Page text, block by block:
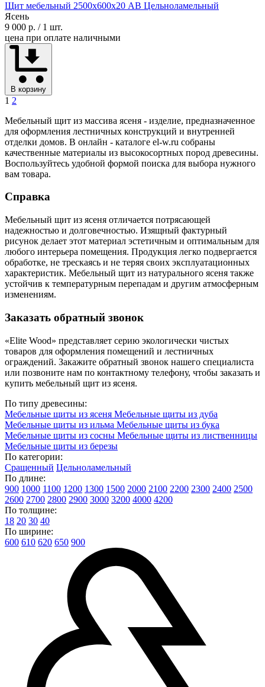
Щит мебельный 2500х600х20 АВ Цельноламельный
Ясень
9 000 р. / 1 шт.
цена при оплате наличными
В корзину
1 2
Мебельный щит из массива ясеня - изделие, предназначенное
для оформления лестничных конструкций и внутренней
отделки домов. В онлайн - каталоге el-w.ru собраны
качественные материалы из высокосортных пород древесины.
Воспользуйтесь удобной формой поиска для выбора нужного
вам товара.
Справка
Мебельный щит из ясеня отличается потрясающей
надежностью и долговечностью. Изящный фактурный
рисунок делает этот материал эстетичным и оптимальным для
любого интерьера помещения. Продукция легко подвергается
обработке, не трескаясь и не теряя своих эксплуатационных
характеристик. Мебельный щит из натурального ясеня также
устойчив к температурным перепадам и другим атмосферным
изменениям.
Заказать обратный звонок
«Elite Wood» представляет серию экологически чистых
товаров для оформления помещений и лестничных
ограждений. Закажите обратный звонок нашего специалиста
или позвоните нам по контактному телефону, чтобы заказать и
купить мебельный щит из ясеня.
По типу древесины:
Мебельные щиты из ясеня Мебельные щиты из дуба
Мебельные щиты из ильма Мебельные щиты из бука
Мебельные щиты из сосны Мебельные щиты из лиственницы
Мебельные щиты из березы
По категории:
Сращенный Цельноламельный
По длине:
900 1000 1100 1200 1300 1500 2000 2100 2200 2300 2400 2500
2600 2700 2800 2900 3000 3200 4000 4200
По толщине:
18 20 30 40
По ширине:
600 610 620 650 900